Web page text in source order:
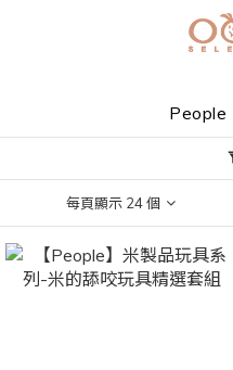
People
每頁顯示 24 個